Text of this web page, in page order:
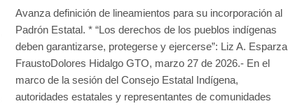
Avanza definición de lineamientos para su incorporación al
Padrón Estatal. * “Los derechos de los pueblos indígenas
deben garantizarse, protegerse y ejercerse”: Liz A. Esparza
FraustoDolores Hidalgo GTO, marzo 27 de 2026.- En el
marco de la sesión del Consejo Estatal Indígena,
autoridades estatales y representantes de comunidades